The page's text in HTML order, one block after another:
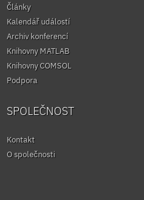
Články
Kalendář událostí
Archiv konferencí
Knihovny MATLAB
Knihovny COMSOL
Podpora
SPOLEČNOST
Kontakt
O společnosti